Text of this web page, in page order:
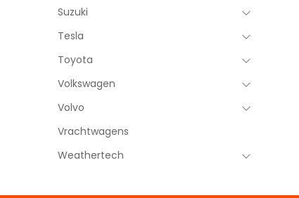
Suzuki
Tesla
Toyota
Volkswagen
Volvo
Vrachtwagens
Weathertech